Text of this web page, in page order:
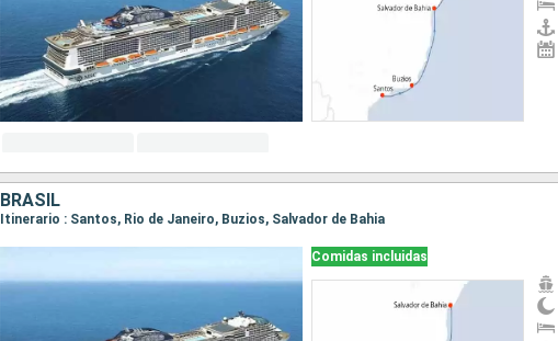
BRASIL
Itinerario : Santos, Rio de Janeiro, Buzios, Salvador de Bahia
Comidas incluidas